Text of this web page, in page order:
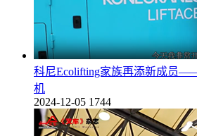
科尼Ecolifting家族再添新成员
机
2024-12-05 1744